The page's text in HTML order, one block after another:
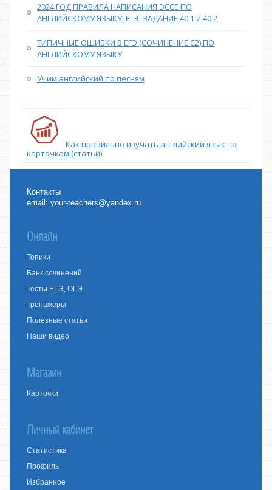
2024 ГОД ПРАВИЛА НАПИСАНИЯ ЭССЕ ПО
АНГЛИЙСКОМУ ЯЗЫКУ: ЕГЭ, ЗАДАНИЕ 40.1 и 40.2
ТИПИЧНЫЕ ОШИБКИ В ЕГЭ (СОЧИНЕНИЕ С2) ПО
АНГЛИЙСКОМУ ЯЗЫКУ
Учим английский по песням
Как правильно изучать английский язык по
карточкам (статьи)
Контакты
email:your-teachers@yandex.ru
Онлайн
Топики
Банк сочинений
Тесты ЕГЭ, ОГЭ
Тренажеры
Полезные статьи
Наши видео
Магазин
Карточки
Личный кабинет
Статистика
Профиль
Избранное